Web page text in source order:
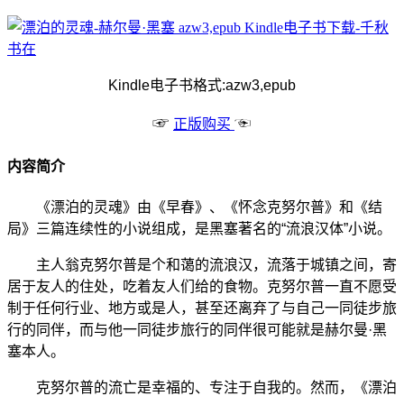
Kindle电子书格式:azw3,epub
☞ 正版购买 ☜
内容简介
《漂泊的灵魂》由《早春》、《怀念克努尔普》和《结
局》三篇连续性的小说组成，是黑塞著名的“流浪汉体”小说。
主人翁克努尔普是个和蔼的流浪汉，流落于城镇之间，寄
居于友人的住处，吃着友人们给的食物。克努尔普一直不愿受
制于任何行业、地方或是人，甚至还离弃了与自己一同徒步旅
行的同伴，而与他一同徒步旅行的同伴很可能就是赫尔曼·黑
塞本人。
克努尔普的流亡是幸福的、专注于自我的。然而，《漂泊